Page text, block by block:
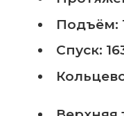
Подъём:
Спуск: